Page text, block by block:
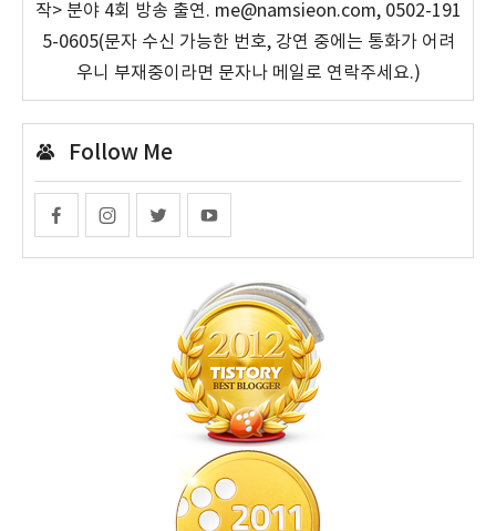
작> 분야 4회 방송 출연. me@namsieon.com, 0502-191
5-0605(문자 수신 가능한 번호, 강연 중에는 통화가 어려
우니 부재중이라면 문자나 메일로 연락주세요.)
Follow Me